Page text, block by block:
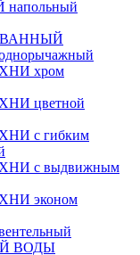
хром
цветной
с гибким
с выдвижным
эконом
ВОДЫ